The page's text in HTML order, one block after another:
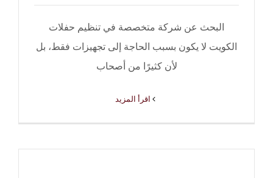
البحث عن شركة متخصصة في تنظيم حفلات
الكويت لا يكون بسبب الحاجة إلى تجهيزات فقط، بل
لأن كثيرًا من أصحاب